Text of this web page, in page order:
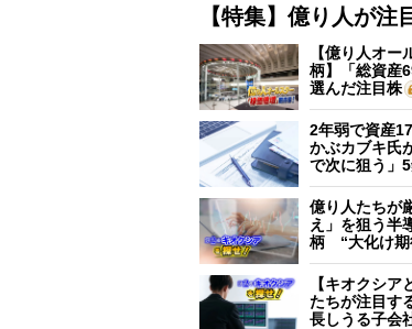
【特集】億り人が
【億り人オ
柄】「総資産
選んだ注目株
2年弱で資産
かぶカブキ氏
で次に狙う」
億り人たちが
え」を狙う半
柄 “大化け期
【キオクシア
たちが注目す
長しうる子会